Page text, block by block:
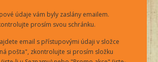
údaje vám byly zaslány emailem.
prosím svou schránku.
email s přístupovými údaji v složce
pošta", zkontrolujte si prosím složku